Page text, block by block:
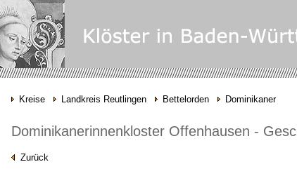
Kreise Landkreis Reutlingen Bettelorden Dominikaner
Dominikanerinnenkloster Offenhausen -
Zurück